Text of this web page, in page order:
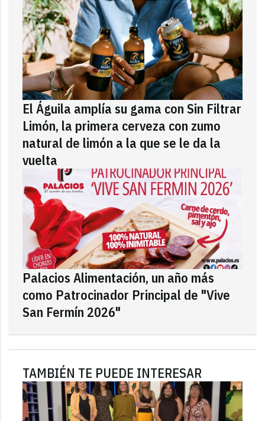
El Águila amplía su gama con Sin Filtrar
Limón, la primera cerveza con zumo
natural de limón a la que se le da la
vuelta
Palacios Alimentación, un año más
como Patrocinador Principal de "Vive
San Fermín 2026"
TAMBIÉN TE PUEDE INTERESAR